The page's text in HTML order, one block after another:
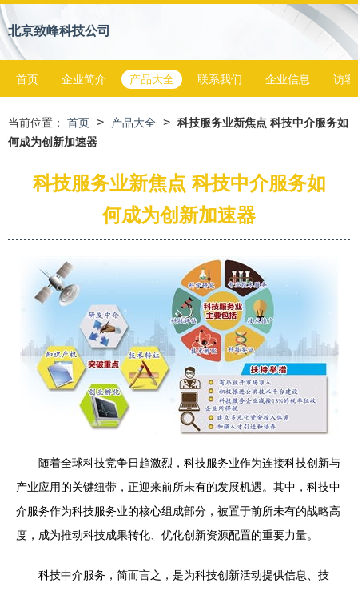
北京致峰科技公司
首页 企业简介 产品大全 联系我们 企业信息 访客
当前位置： 首页 > 产品大全 > 科技服务业新焦点 科技中介服务如
何成为创新加速器
科技服务业新焦点 科技中介服务如
何成为创新加速器
随着全球科技竞争日趋激烈，科技服务业作为连接科技创新与
产业应用的关键纽带，正迎来前所未有的发展机遇。其中，科技中
介服务作为科技服务业的核心组成部分，被置于前所未有的战略高
度，成为推动科技成果转化、优化创新资源配置的重要力量。
科技中介服务，简而言之，是为科技创新活动提供信息、技